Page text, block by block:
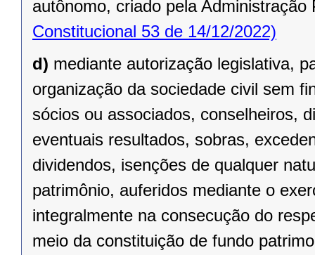
autônomo, criado pela Administração
Constitucional 53 de 14/12/2022)
d) mediante autorização legislativa,
organização da sociedade civil sem
sócios ou associados, conselheiros,
eventuais resultados, sobras,
dividendos, isenções de qualquer
patrimônio, auferidos mediante o
integralmente na consecução do
meio da constituição de fundo